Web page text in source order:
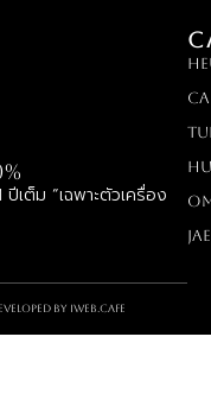
เต็ม “เฉพาะตัวเครื่อง
by iWeb.cafe